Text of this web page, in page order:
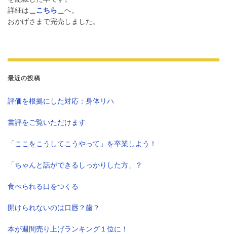
詳細は
こちら
へ。
おかげさまで完売しました。
最近の投稿
評価を根拠にした対応：身体リハ
書評をご覧いただけます
「ここをこうしてこうやって」を卒業しよう！
「ちゃんと話ができるしっかりした方」？
食べられる口をつくる
開けられないのは口唇？歯？
本が週間売り上げランキング１位に！